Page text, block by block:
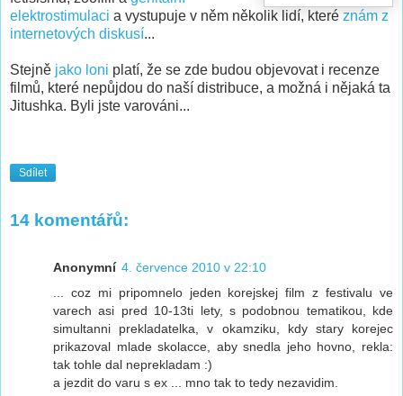
elektrostimulaci a vystupuje v něm několik lidí, které znám z
internetových diskusí...
Stejně jako loni platí, že se zde budou objevovat i recenze
filmů, které nepůjdou do naší distribuce, a možná i nějaká ta
Jitushka. Byli jste varováni...
Sdílet
14 komentářů:
Anonymní 4. července 2010 v 22:10
... coz mi pripomnelo jeden korejskej film z festivalu ve
varech asi pred 10-13ti lety, s podobnou tematikou, kde
simultanni prekladatelka, v okamziku, kdy stary korejec
prikazoval mlade skolacce, aby snedla jeho hovno, rekla:
tak tohle dal neprekladam :)
a jezdit do varu s ex ... mno tak to tedy nezavidim.